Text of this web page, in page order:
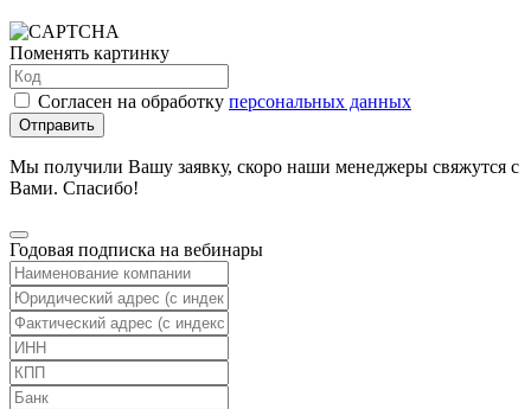
Поменять картинку
Согласен на обработку персональных данных
Отправить
Мы получили Вашу заявку, скоро наши менеджеры свяжутся с
Вами. Спасибо!
Годовая подписка на вебинары